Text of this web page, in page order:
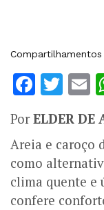
Compartilhamentos
PorELDER DE
Areia e caroço
como
clima quente e
confere